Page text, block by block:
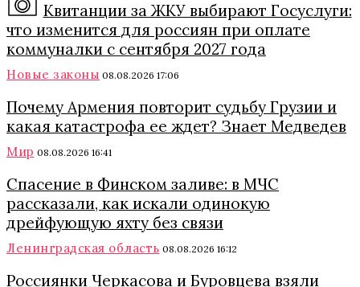
Квитанции за ЖКУ выбирают Госуслуги:
что изменится для россиян при оплате
коммуналки с сентября 2027 года
Новые законы 08.08.2026 17:06
Почему Армения повторит судьбу Грузии и
какая катастрофа ее ждет? Знает Медведев
Мир 08.08.2026 16:41
Спасение в Финском заливе: в МЧС
рассказали, как искали одинокую
дрейфующую яхту без связи
Ленинградская область 08.08.2026 16:12
Россиянки Черкасова и Буровцева взяли